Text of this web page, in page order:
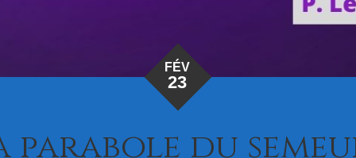
FÉV
23
parabole du